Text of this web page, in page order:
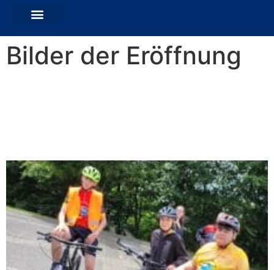
Bilder der Eröffnung